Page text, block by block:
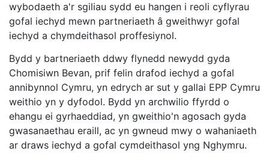
wybodaeth a'r sgiliau sydd eu hangen i reoli cyflyrau
gofal iechyd mewn partneriaeth â gweithwyr gofal
iechyd a chymdeithasol proffesiynol.
Bydd y bartneriaeth ddwy flynedd newydd gyda
Chomisiwn Bevan, prif felin drafod iechyd a gofal
annibynnol Cymru, yn edrych ar sut y gallai EPP Cymru
weithio yn y dyfodol. Bydd yn archwilio ffyrdd o
ehangu ei gyrhaeddiad, yn gweithio'n agosach gyda
gwasanaethau eraill, ac yn gwneud mwy o wahaniaeth
ar draws iechyd a gofal cymdeithasol yng Nghymru.